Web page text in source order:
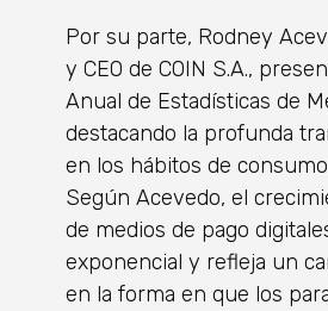
Por su parte, Rodney
y CEO de COIN S.A.,
Anual de Estadísticas de
destacando la profunda
en los hábitos de
Según Acevedo, el
de medios de pago
exponencial y refleja un
en la forma en que los